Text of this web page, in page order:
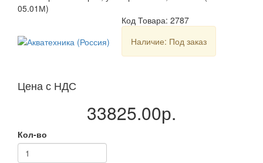
05.01М)
Код Товара: 2787
Наличие: Под заказ
Цена с НДС
33825.00р.
Кол-во